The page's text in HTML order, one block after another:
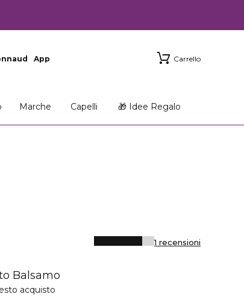
App Carrello
Marche Capelli 🎁 Idee Regalo
Balsamo
1 recensioni
acquisto